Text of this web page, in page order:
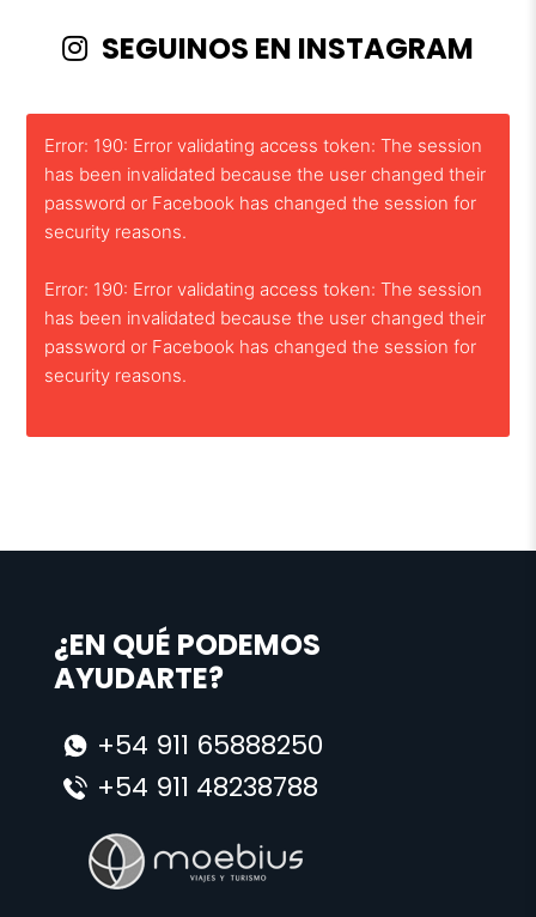
SEGUINOS EN INSTAGRAM
Error: 190: Error validating access token: The session
has been invalidated because the user changed their
password or Facebook has changed the session for
security reasons.
Error: 190: Error validating access token: The session
has been invalidated because the user changed their
password or Facebook has changed the session for
security reasons.
¿EN QUÉ PODEMOS
AYUDARTE?
+54 911 65888250
+54 911 48238788